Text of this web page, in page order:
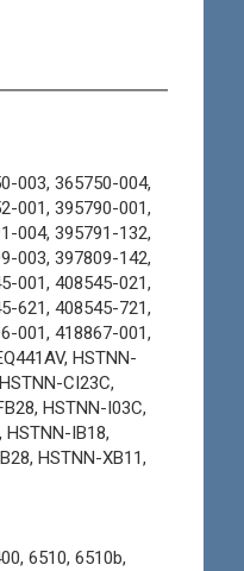
003, 365750-004,
001, 395790-001,
004, 395791-132,
003, 397809-142,
001, 408545-021,
621, 408545-721,
001, 418867-001,
HSTNN-
CI23C,
HSTNN-I03C,
HSTNN-IB18,
HSTNN-XB11,
6510, 6510b,